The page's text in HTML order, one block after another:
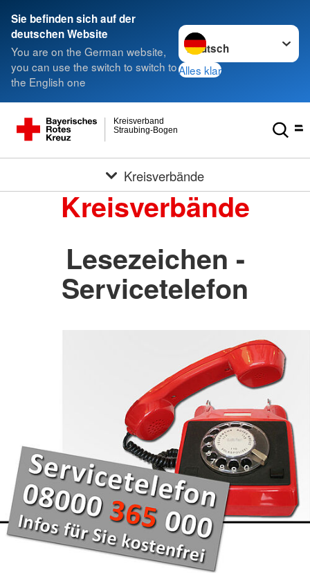
Sie befinden sich auf der
deutschen Website
You are on the German website,
you can use the switch to switch to
the English one
Sprache wechseln zu
Alles klar
Straubing-Bogen
Kreisverband
Kreisverbände
Kreisverbände
Lesezeichen -
Servicetelefon